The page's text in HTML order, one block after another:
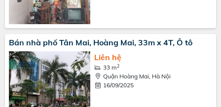
Bán nhà phố Tân Mai, Hoàng Mai, 33m x 4T, Ô tô
Liên hệ
33 m2
Quận Hoàng Mai, Hà Nội
16/09/2025